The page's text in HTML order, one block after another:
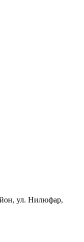
ул. Нилюфар,